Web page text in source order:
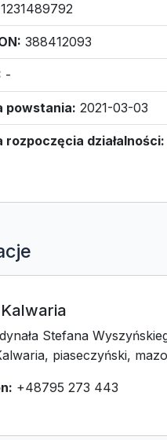
1231489792
388412093
-
powstania: 2021-03-03
rozpoczęcia działalności:
Stefana
piaseczyński,
+48795 273 443